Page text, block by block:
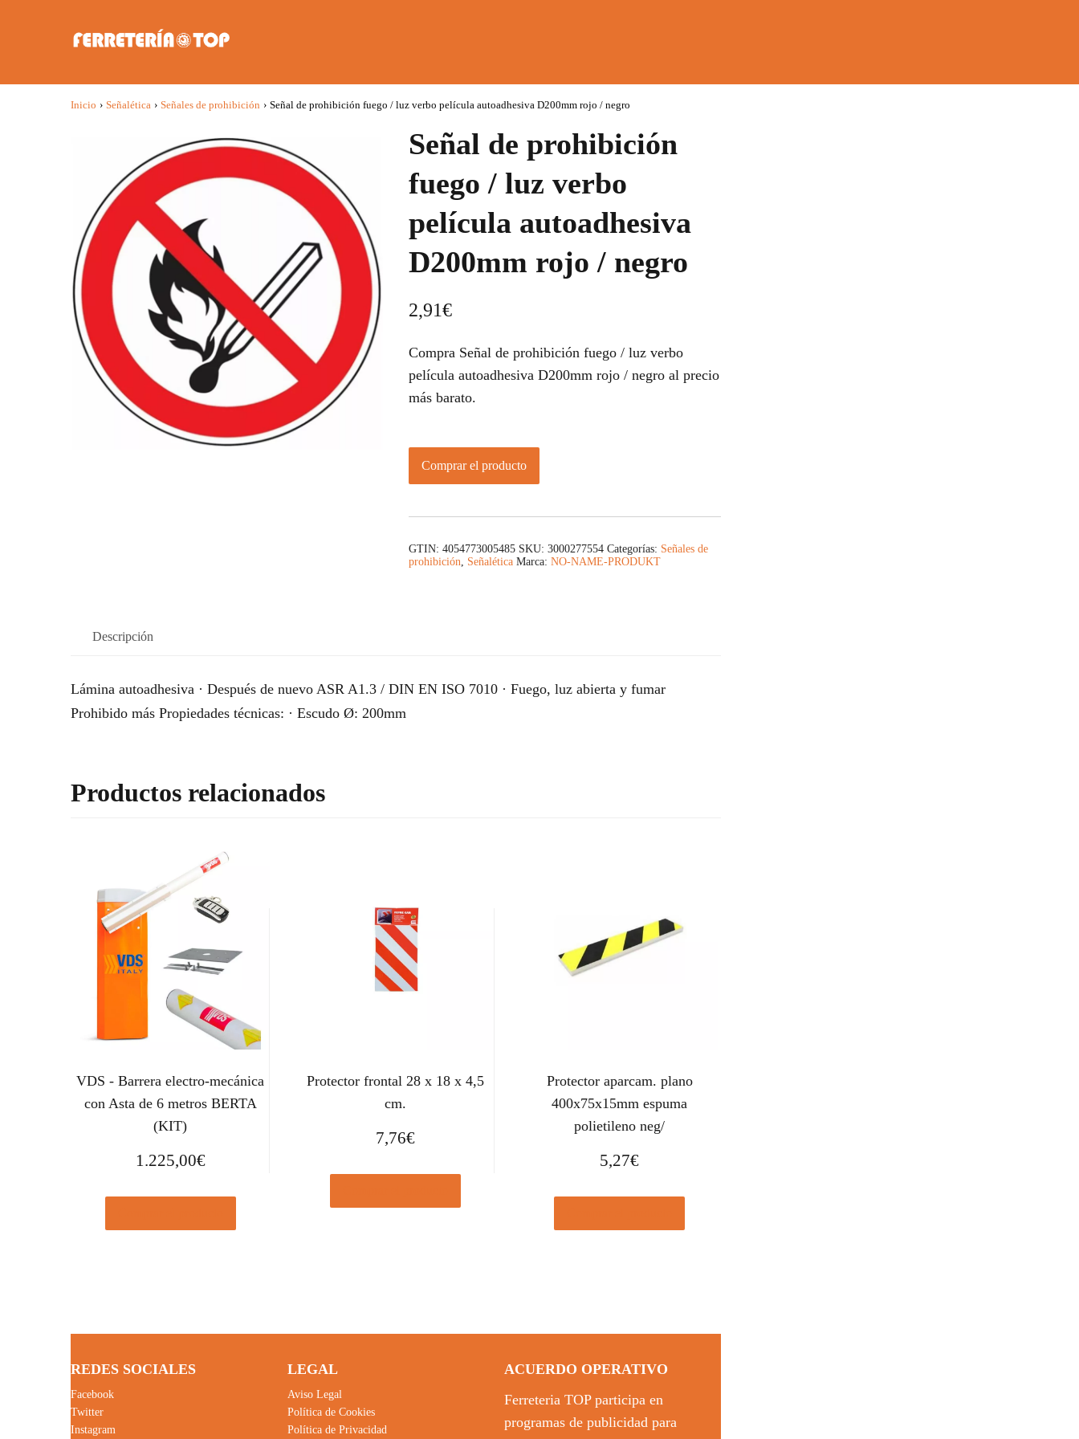
Inicio › Señalética › Señales de prohibición › Señal de prohibición fuego / luz verbo película autoadhesiva D200mm rojo / negro
Señal de prohibición
fuego / luz verbo
película autoadhesiva
D200mm rojo / negro
2,91€
Compra Señal de prohibición fuego / luz verbo
película autoadhesiva D200mm rojo / negro al precio
más barato.
Comprar el producto
GTIN: 4054773005485 SKU: 3000277554 Categorías: Señales de
prohibición, Señalética Marca: NO-NAME-PRODUKT
Descripción
Lámina autoadhesiva · Después de nuevo ASR A1.3 / DIN EN ISO 7010 · Fuego, luz abierta y fumar
Prohibido más Propiedades técnicas: · Escudo Ø: 200mm
Productos relacionados
VDS - Barrera electro-mecánica
con Asta de 6 metros BERTA
(KIT)
1.225,00€
Protector frontal 28 x 18 x 4,5
cm.
7,76€
Protector aparcam. plano
400x75x15mm espuma
polietileno neg/
5,27€
REDES SOCIALES
Facebook
Twitter
Instagram
LEGAL
Aviso Legal
Política de Cookies
Política de Privacidad
ACUERDO OPERATIVO
Ferreteria TOP participa en
programas de publicidad para